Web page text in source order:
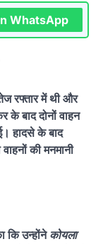
WhatsApp
रफ्तार में थी और
बाद दोनों वाहन
हादसे के बाद
की मनमानी
कि उन्होंने कोयला